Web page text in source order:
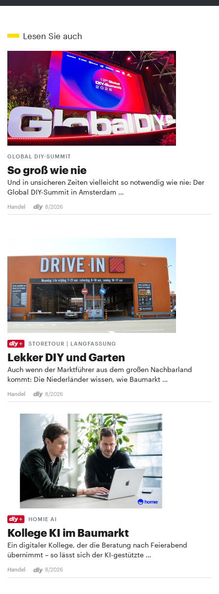
Lesen Sie auch
GLOBAL DIY-SUMMIT
So groß wie nie
Und in unsicheren Zeiten vielleicht so notwendig wie nie: Der
Global DIY-Summit in Amsterdam …
Handel 8/2026
STORETOUR | LANGFASSUNG
Lekker DIY und Garten
Auch wenn der Marktführer aus dem großen Nachbarland
kommt: Die Niederländer wissen, wie Baumarkt …
Handel 8/2026
HOMIE AI
Kollege KI im Baumarkt
Ein digitaler Kollege, der die Beratung nach Feierabend
übernimmt – so lässt sich der KI-gestützte …
Handel 8/2026